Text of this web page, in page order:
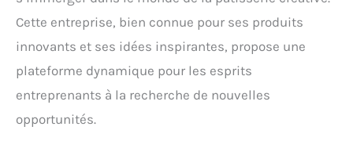
Cette entreprise, bien connue pour ses produits
innovants et ses idées inspirantes, propose une
plateforme dynamique pour les esprits
entreprenants à la recherche de nouvelles
opportunités.